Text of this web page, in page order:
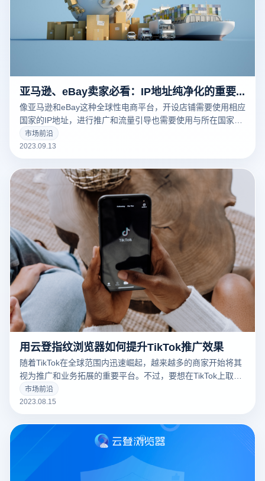
亚马逊、eBay卖家必看：IP地址纯净化的重要性
像亚马逊和eBay这种全球性电商平台，开设店铺需要使用相应
国家的IP地址，进行推广和流量引导也需要使用与所在国家相
关的IP地址。通常情况下，传统的服务器IP无法满足这些需
求，因为使用错误的IP地址容易导致账号关联问题。
市场前沿
2023.09.13
用云登指纹浏览器如何提升TikTok推广效果
随着TikTok在全球范围内迅速崛起，越来越多的商家开始将其
视为推广和业务拓展的重要平台。不过，要想在TikTok上取得
成功，拥有多个账户很重要。防关联指纹浏览器可以帮你高效
管理多个TikTok账户。
市场前沿
2023.08.15